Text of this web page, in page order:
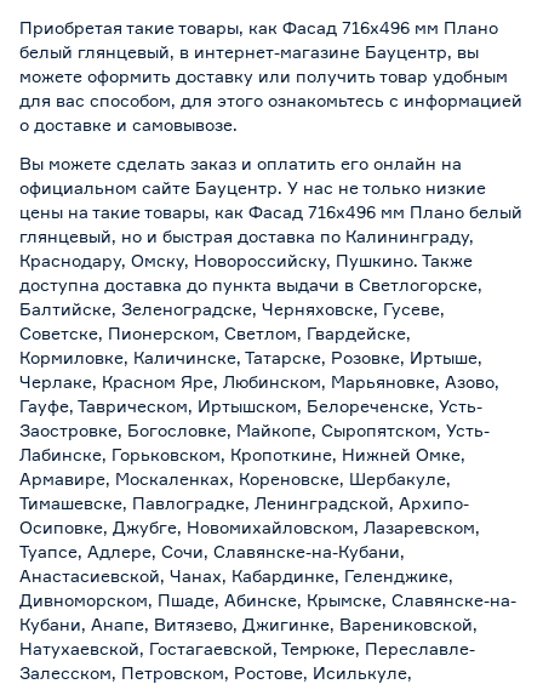
Приобретая такие товары, как Фасад 716х496 мм Плано
белый глянцевый, в интернет-магазине Бауцентр, вы
можете оформить доставку или получить товар удобным
для вас способом, для этого ознакомьтесь с информацией
о доставке и самовывозе.
Вы можете сделать заказ и оплатить его онлайн на
официальном сайте Бауцентр. У нас не только низкие
цены на такие товары, как Фасад 716х496 мм Плано белый
глянцевый, но и быстрая доставка по Калининграду,
Краснодару, Омску, Новороссийску, Пушкино. Также
доступна доставка до пункта выдачи в Светлогорске,
Балтийске, Зеленоградске, Черняховске, Гусеве,
Советске, Пионерском, Светлом, Гвардейске,
Кормиловке, Каличинске, Татарске, Розовке, Иртыше,
Черлаке, Красном Яре, Любинском, Марьяновке, Азово,
Гауфе, Таврическом, Иртышском, Белореченске, Усть-
Заостровке, Богословке, Майкопе, Сыропятском, Усть-
Лабинске, Горьковском, Кропоткине, Нижней Омке,
Армавире, Москаленках, Кореновске, Шербакуле,
Тимашевске, Павлоградке, Ленинградской, Архипо-
Осиповке, Джубге, Новомихайловском, Лазаревском,
Туапсе, Адлере, Сочи, Славянске-на-Кубани,
Анастасиевской, Чанах, Кабардинке, Геленджике,
Дивноморском, Пшаде, Абинске, Крымске, Славянске-на-
Кубани, Анапе, Витязево, Джигинке, Варениковской,
Натухаевской, Гостагаевской, Темрюке, Переславле-
Залесском, Петровском, Ростове, Исилькуле,